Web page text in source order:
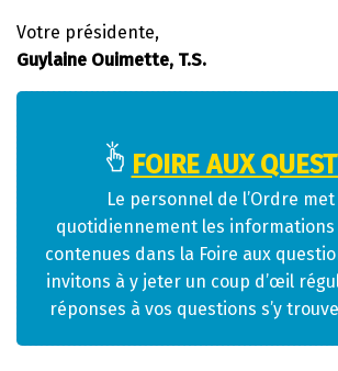
Votre présidente,
Guylaine Ouimette, T.S.
FOIRE AUX
Le personnel de l’Ordre
quotidiennement les
contenues dans la Foire aux
invitons à y jeter un coup d’œil
réponses à vos questions s’y